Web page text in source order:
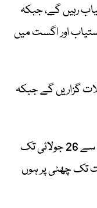
رہیں گے، جبکہ
اور اگست میں
گزاریں گے جبکہ
اسی طرح جسٹس انعام امین منہاس یکم سے 26 جولائی تک
گے، جس کے بعد 31 اگست تک چھٹی پر ہوں